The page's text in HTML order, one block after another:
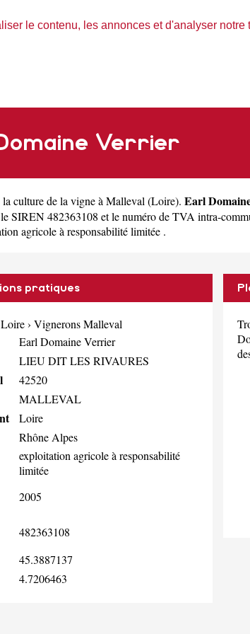
le contenu, les annonces et d'analyser notre
Verrier
la culture de la vigne à Malleval (Loire). Earl
SIREN 482363108 et le numéro de TVA intra-
agricole à responsabilité limitée .
pratiques
Loire› Vignerons Malleval
Earl Domaine Verrier
LIEU DIT LES RIVAURES
42520
MALLEVAL
Loire
Rhône Alpes
exploitation agricole à responsabilité
limitée
2005
482363108
45.3887137
4.7206463